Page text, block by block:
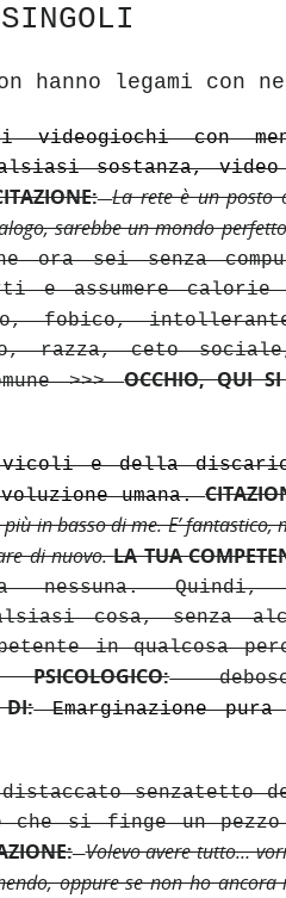
SINGOLI
hanno legami con
videogiochi con
sostanza,
La rete è un posto
sarebbe un mondo
ora sei senza
e assumere calorie
fobico,
razza, ceto
>>>OCCHIO, QUI
e della
umana.
in basso di me. E’
di nuovo.LA TUA
nessuna. Quindi,
cosa, senza
in qualcosa
PSICOLOGICO:
DI:Emarginazione
senzatetto
che si finge un
Volevo avere tutto…
oppure se non ho